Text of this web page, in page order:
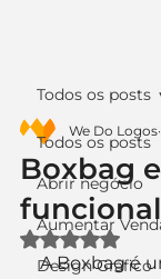
Todos os posts
Abrir negócio
Aumentar
Design Gráfico
Todos os posts
Boxbag
funcional
We Do Logos
Avaliado
A Boxbag é